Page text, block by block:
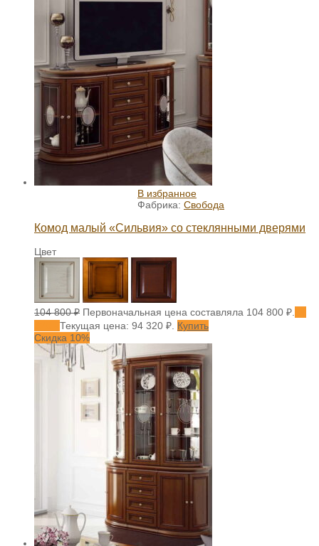
В избранное
Фабрика: Свобода
Комод малый «Сильвия» со стеклянными дверями
Цвет
104 800₽ Первоначальная цена составляла 104 800 ₽.
Текущая цена: 94 320 ₽. Купить
Скидка 10%